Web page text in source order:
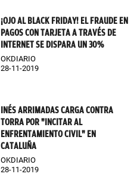
¡OJO AL BLACK FRIDAY! EL FRAUDE EN
PAGOS CON TARJETA A TRAVÉS DE
INTERNET SE DISPARA UN 30%
OKDIARIO
28-11-2019
INÉS ARRIMADAS CARGA CONTRA
TORRA POR "INCITAR AL
ENFRENTAMIENTO CIVIL" EN
CATALUÑA
OKDIARIO
28-11-2019